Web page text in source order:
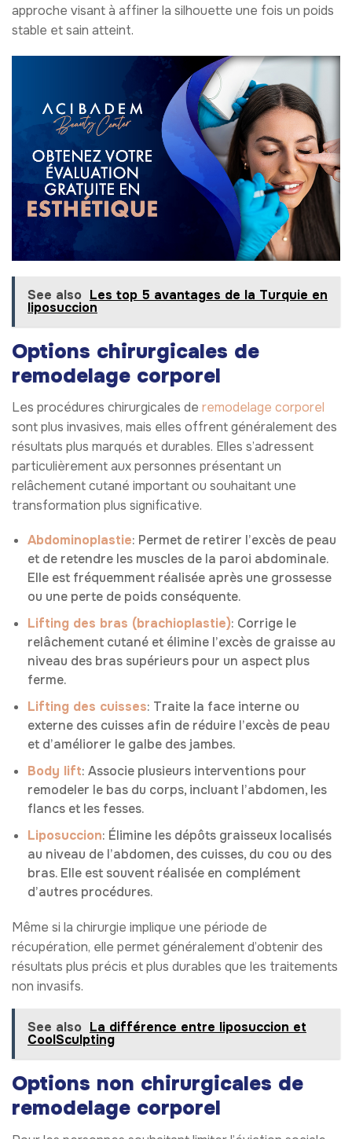
approche visant à affiner la silhouette une fois un poids
stable et sain atteint.
See also Les top 5 avantages de la Turquie en
liposuccion
Options chirurgicales de
remodelage corporel
Les procédures chirurgicales de remodelage corporel
sont plus invasives, mais elles offrent généralement des
résultats plus marqués et durables. Elles s’adressent
particulièrement aux personnes présentant un
relâchement cutané important ou souhaitant une
transformation plus significative.
Abdominoplastie: Permet de retirer l’excès de peau
et de retendre les muscles de la paroi abdominale.
Elle est fréquemment réalisée après une grossesse
ou une perte de poids conséquente.
Lifting des bras (brachioplastie): Corrige le
relâchement cutané et élimine l’excès de graisse au
niveau des bras supérieurs pour un aspect plus
ferme.
Lifting des cuisses: Traite la face interne ou
externe des cuisses afin de réduire l’excès de peau
et d’améliorer le galbe des jambes.
Body lift: Associe plusieurs interventions pour
remodeler le bas du corps, incluant l’abdomen, les
flancs et les fesses.
Liposuccion: Élimine les dépôts graisseux localisés
au niveau de l’abdomen, des cuisses, du cou ou des
bras. Elle est souvent réalisée en complément
d’autres procédures.
Même si la chirurgie implique une période de
récupération, elle permet généralement d’obtenir des
résultats plus précis et plus durables que les traitements
non invasifs.
See also La différence entre liposuccion et
CoolSculpting
Options non chirurgicales de
remodelage corporel